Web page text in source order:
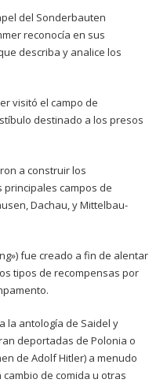
del Sonderbauten
reconocía en sus
describa y analice los
visitó el campo de
destinado a los presos
a construir los
principales campos de
Dachau, y Mittelbau-
fue creado a fin de alentar
tipos de recompensas por
la antología de Saidel y
deportadas de Polonia o
de Adolf Hitler) a menudo
de comida u otras